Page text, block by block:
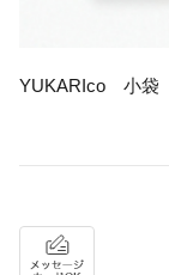
YUKARIco 小袋